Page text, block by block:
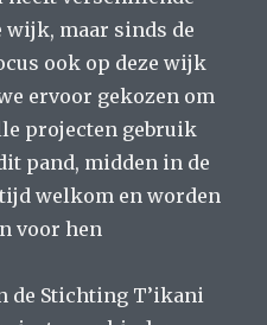
wijk, maar sinds de
ook op deze wijk
ervoor gekozen om
projecten gebruik
pand, midden in de
welkom en worden
voor hen
de Stichting T’ikani